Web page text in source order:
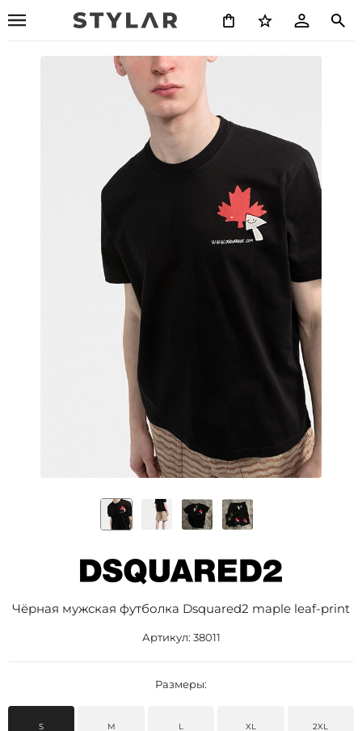
Чёрная мужская футболка Dsquared2 maple leaf-print
Артикул: 38011
Размеры:
S M L XL 2XL